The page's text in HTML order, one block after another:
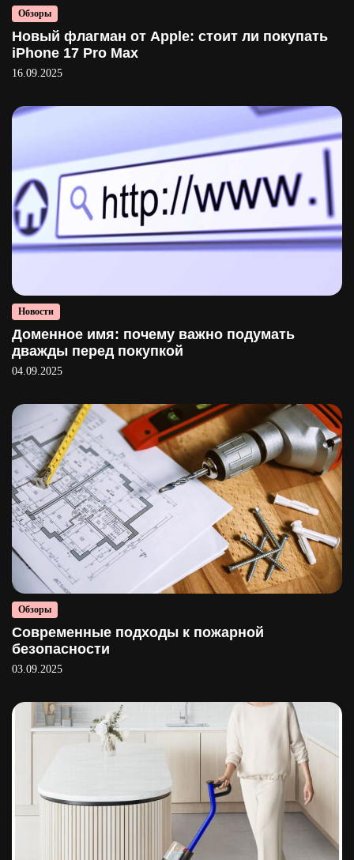
Обзоры
Новый флагман от Apple: стоит ли покупать
iPhone 17 Pro Max
16.09.2025
Новости
Доменное имя: почему важно подумать
дважды перед покупкой
04.09.2025
Обзоры
Современные подходы к пожарной
безопасности
03.09.2025